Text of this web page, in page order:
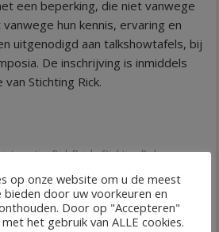
een beperking, die niet vanwege
hun kennis, ervaring en
uitgenodigd aan talkshowtafels, bij
De inschrijving is inmiddels
Stichting Rick.
integratie,Rick Brink,Stichting Rick
in orde
de Jonge
op onze website om u de meest
door uw voorkeuren en
Door op "Accepteren"
het gebruik van ALLE cookies.